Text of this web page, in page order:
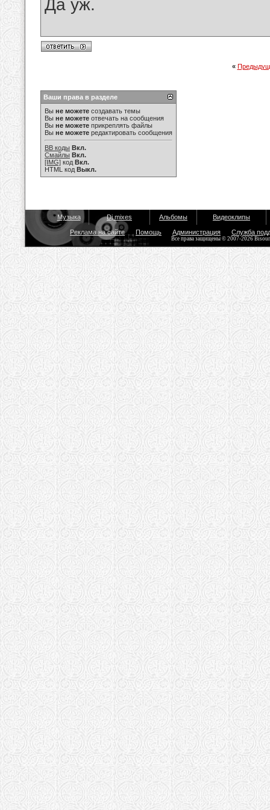
Да уж.
«
Ваши права в разделе
Вы не можете создавать темы
Вы не можете отвечать на сообщения
Вы не можете прикреплять файлы
Вы не можете редактировать сообщения
BB коды Вкл.
Смайлы Вкл.
[IMG] код Вкл.
HTML код Выкл.
Музыка Dj mixes Альбомы Видеоклипы
Реклама на сайте Помощь Администрация Служба
Все права защищены © 2007-2026